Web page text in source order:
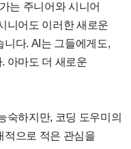
는 주니어와 시니어
니어도 이러한 새로운
다. AI는 그들에게도,
아마도 더 새로운
숙하지만, 코딩 도우미의
적으로 적은 관심을